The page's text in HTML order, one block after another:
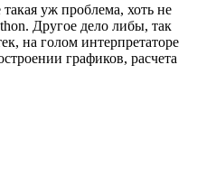
уж проблема, хоть не
Другое дело либы, так
на голом интерпретаторе
графиков, расчета